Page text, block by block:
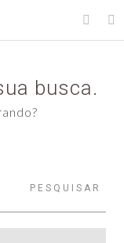
busca.
PESQUISAR